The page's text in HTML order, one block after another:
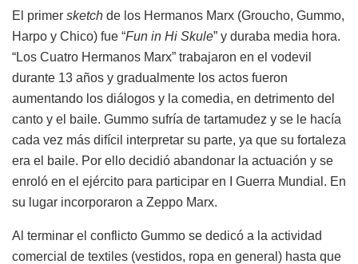
El primer sketch de los Hermanos Marx (Groucho, Gummo,
Harpo y Chico) fue “Fun in Hi Skule” y duraba media hora.
“Los Cuatro Hermanos Marx” trabajaron en el vodevil
durante 13 años y gradualmente los actos fueron
aumentando los diálogos y la comedia, en detrimento del
canto y el baile. Gummo sufría de tartamudez y se le hacía
cada vez más difícil interpretar su parte, ya que su fortaleza
era el baile. Por ello decidió abandonar la actuación y se
enroló en el ejército para participar en I Guerra Mundial. En
su lugar incorporaron a Zeppo Marx.
Al terminar el conflicto Gummo se dedicó a la actividad
comercial de textiles (vestidos, ropa en general) hasta que